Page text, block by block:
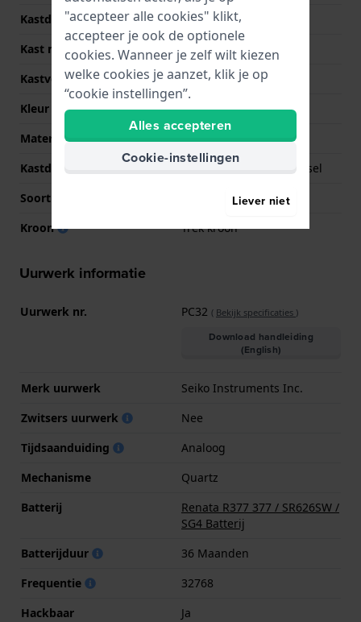
Kastdikte
10.2 mm
Kast materiaal
Titanium
Kastvorm
Rond
Kleur kast
Zilver
Materiaal kastdeksel
Titanium
Kastdeksel
Geschroefde achterdeksel
Soort glas
Hardlex glas
Kroon
Trek kroon
Uurwerk informatie
Uurwerk nr. PC32 ( Bekijk specificaties )
Download handleiding
(English)
Merk uurwerk
Seiko Instruments Inc.
Zwitsers uurwerk
Nee
Tijdsaanduiding
Analoog
Mechanisme
Quartz
Batterij
Renata R377 377 / SR626SW /
SG4 Batterij
Batterijduur
36 Maanden
Frequentie
32768
Hackbaar
Ja
"accepteer alle cookies" klikt,
accepteer je ook de optionele
cookies. Wanneer je zelf wilt kiezen
welke cookies je aanzet, klik je op
“cookie instellingen”.
Alles accepteren
Cookie-instellingen
Liever niet